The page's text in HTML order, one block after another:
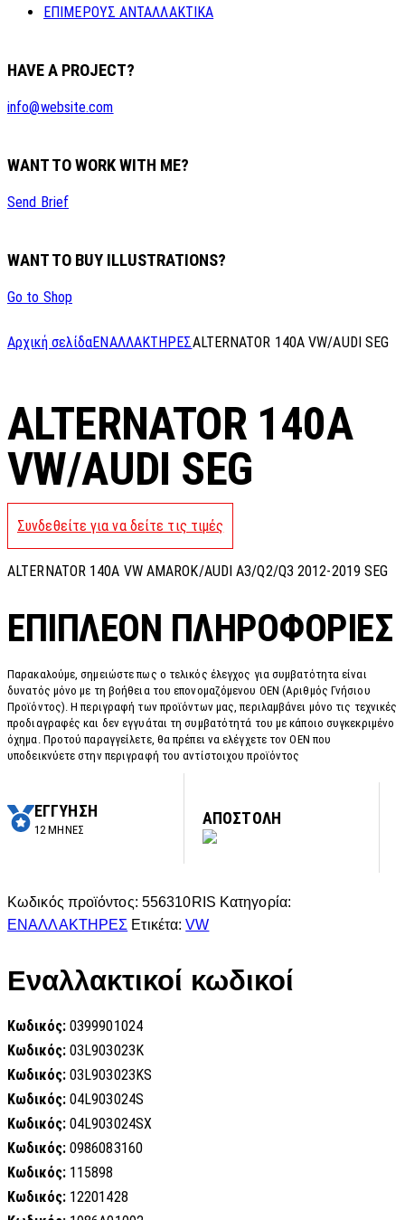
ΕΠΙΜΕΡΟΥΣ ΑΝΤΑΛΛΑΚΤΙΚΑ
HAVE A PROJECT?
info@website.com
WANT TO WORK WITH ME?
Send Brief
WANT TO BUY ILLUSTRATIONS?
Go to Shop
Αρχική σελίδαΕΝΑΛΛΑΚΤΗΡΕΣALTERNATOR 140A VW/AUDI SEG
ALTERNATOR 140A
VW/AUDI SEG
Συνδεθείτε για να δείτε τις τιμές
ALTERNATOR 140A VW AMAROK/AUDI A3/Q2/Q3 2012-2019 SEG
ΕΠΙΠΛΈΟΝ ΠΛΗΡΟΦΟΡΊΕΣ
Παρακαλούμε, σημειώστε πως ο τελικός έλεγχος για συμβατότητα είναι
δυνατός μόνο με τη βοήθεια του επονομαζόμενου OEN (Αριθμός Γνήσιου
Προϊόντος). Η περιγραφή των προϊόντων μας, περιλαμβάνει μόνο τις τεχνικές
προδιαγραφές και δεν εγγυάται τη συμβατότητά του με κάποιο συγκεκριμένο
όχημα. Προτού παραγγείλετε, θα πρέπει να ελέγχετε τον OEN που
υποδεικνύετε στην περιγραφή του αντίστοιχου προϊόντος
ΕΓΓΥΗΣΗ
12 ΜΗΝΕΣ
ΑΠΟΣΤΟΛΗ
Κωδικός προϊόντος: 556310RIS Κατηγορία:
ΕΝΑΛΛΑΚΤΗΡΕΣ Ετικέτα:VW
Εναλλακτικοί κωδικοί
Κωδικός: 0399901024
Κωδικός: 03L903023K
Κωδικός: 03L903023KS
Κωδικός: 04L903024S
Κωδικός: 04L903024SX
Κωδικός: 0986083160
Κωδικός: 115898
Κωδικός: 12201428